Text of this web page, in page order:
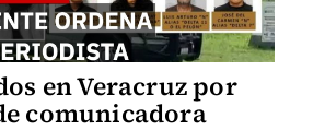
en Veracruz por
comunicadora